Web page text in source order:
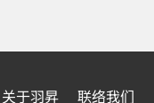
关于羽昇
联络我们